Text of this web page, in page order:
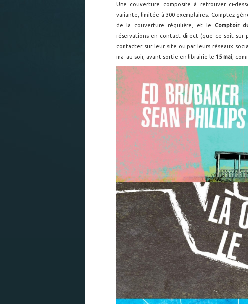
Une couverture composite à retrouver ci-
variante, limitée à 300 exemplaires. Comptez
de la couverture régulière, et le Comptoir
réservations en contact direct (que ce soit sur
contacter sur leur site ou par leurs réseaux
mai au soir, avant sortie en librairie le 15 mai ,